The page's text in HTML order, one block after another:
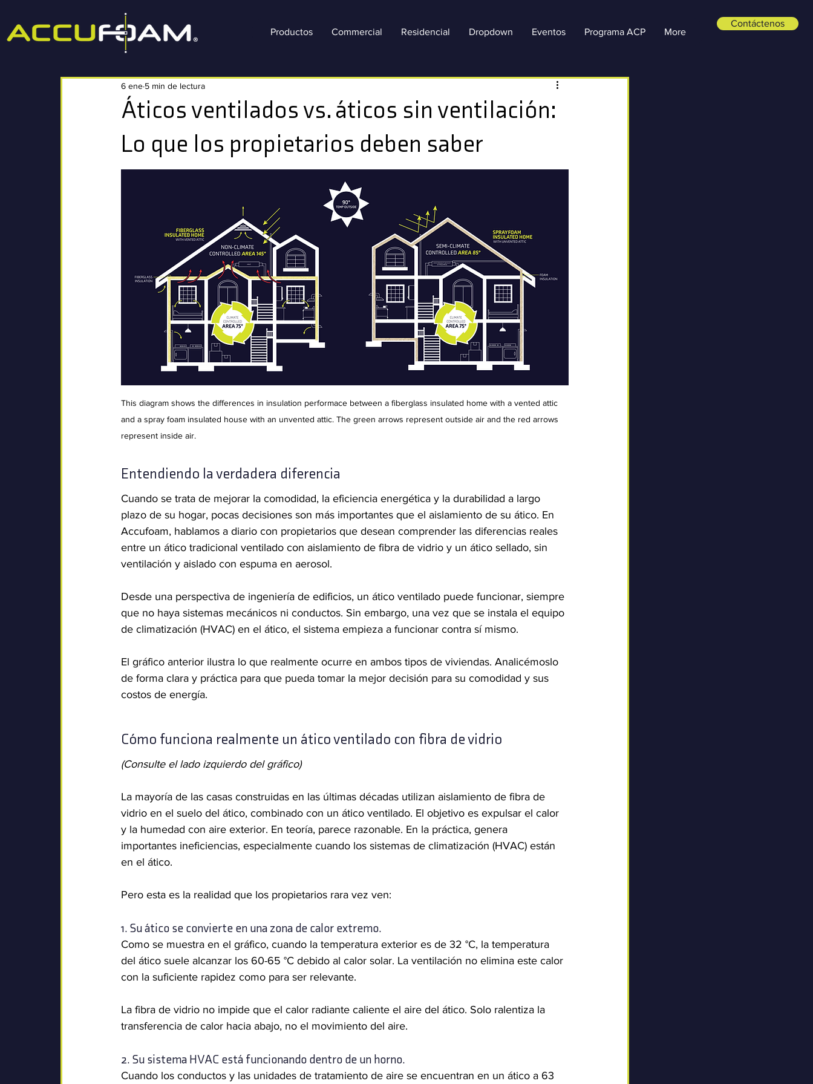
Productos Commercial Residencial Dropdown Eventos Programa ACP More
Contáctenos
Áticos ventilados vs. áticos sin ventilación:
Lo que los propietarios deben saber
6 ene 5 min de lectura
This diagram shows the differences in insulation performace between a fiberglass insulated home with a vented attic
and a spray foam insulated house with an unvented attic. The green arrows represent outside air and the red arrows
represent inside air.
Entendiendo la verdadera diferencia
Cuando se trata de mejorar la comodidad, la eficiencia energética y la durabilidad a largo
plazo de su hogar, pocas decisiones son más importantes que el aislamiento de su ático. En
Accufoam, hablamos a diario con propietarios que desean comprender las diferencias reales
entre un ático tradicional ventilado con aislamiento de fibra de vidrio y un ático sellado, sin
ventilación y aislado con espuma en aerosol.
Desde una perspectiva de ingeniería de edificios, un ático ventilado puede funcionar, siempre
que no haya sistemas mecánicos ni conductos. Sin embargo, una vez que se instala el equipo
de climatización (HVAC) en el ático, el sistema empieza a funcionar contra sí mismo.
El gráfico anterior ilustra lo que realmente ocurre en ambos tipos de viviendas. Analicémoslo
de forma clara y práctica para que pueda tomar la mejor decisión para su comodidad y sus
costos de energía.
Cómo funciona realmente un ático ventilado con fibra de vidrio
(Consulte el lado izquierdo del gráfico)
La mayoría de las casas construidas en las últimas décadas utilizan aislamiento de fibra de
vidrio en el suelo del ático, combinado con un ático ventilado. El objetivo es expulsar el calor
y la humedad con aire exterior. En teoría, parece razonable. En la práctica, genera
importantes ineficiencias, especialmente cuando los sistemas de climatización (HVAC) están
en el ático.
Pero esta es la realidad que los propietarios rara vez ven:
1. Su ático se convierte en una zona de calor extremo.
Como se muestra en el gráfico, cuando la temperatura exterior es de 32 °C, la temperatura
del ático suele alcanzar los 60-65 °C debido al calor solar. La ventilación no elimina este calor
con la suficiente rapidez como para ser relevante.
La fibra de vidrio no impide que el calor radiante caliente el aire del ático. Solo ralentiza la
transferencia de calor hacia abajo, no el movimiento del aire.
2. Su sistema HVAC está funcionando dentro de un horno.
Cuando los conductos y las unidades de tratamiento de aire se encuentran en un ático a 63